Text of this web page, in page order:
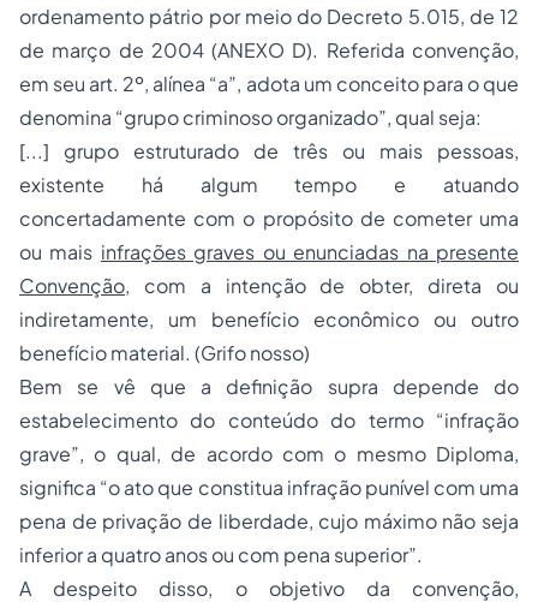
ordenamento pátrio por meio do Decreto 5.015, de 12
de março de 2004 (ANEXO D). Referida convenção,
em seu art. 2º, alínea “a”, adota um conceito para o que
denomina “grupo criminoso organizado”, qual seja:
[...] grupo estruturado de três ou mais pessoas,
existente há algum tempo e atuando
concertadamente com o propósito de cometer uma
ou mais infrações graves ou enunciadas na presente
Convenção, com a intenção de obter, direta ou
indiretamente, um benefício econômico ou outro
benefício material. (Grifo nosso)
Bem se vê que a definição supra depende do
estabelecimento do conteúdo do termo “infração
grave”, o qual, de acordo com o mesmo Diploma,
significa “o ato que constitua infração punível com uma
pena de privação de liberdade, cujo máximo não seja
inferior a quatro anos ou com pena superior”.
A despeito disso, o objetivo da convenção,